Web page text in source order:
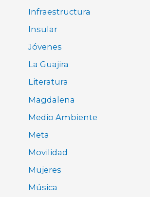
Infraestructura
Insular
Jóvenes
La Guajira
Literatura
Magdalena
Medio Ambiente
Meta
Movilidad
Mujeres
Música